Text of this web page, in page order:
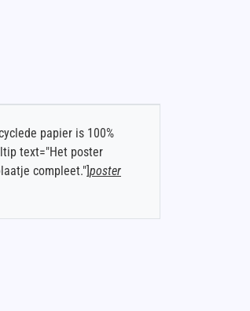
papier is 100%
text="Het poster
compleet."]poster